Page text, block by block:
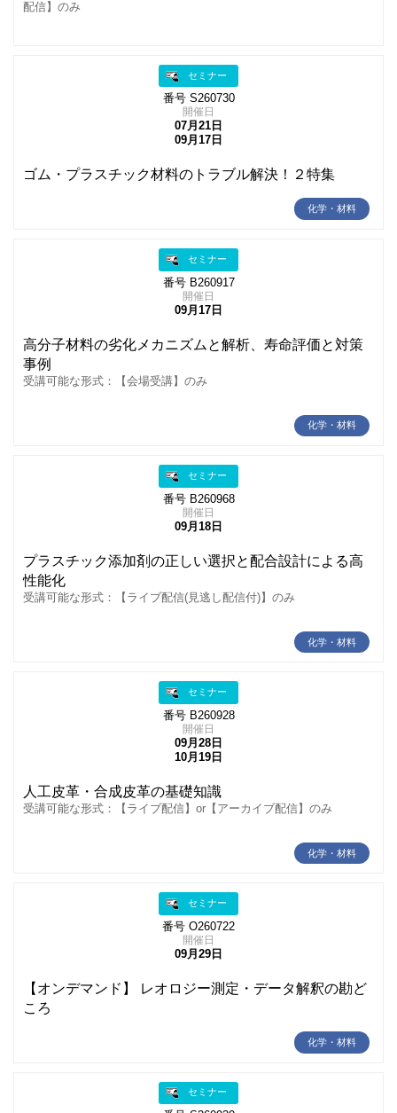
配信】のみ
セミナー
番号 S260730
開催日
07月21日
09月17日
ゴム・プラスチック材料のトラブル解決！２特集
化学・材料
セミナー
番号 B260917
開催日
09月17日
高分子材料の劣化メカニズムと解析、寿命評価と対策
事例
受講可能な形式：【会場受講】のみ
化学・材料
セミナー
番号 B260968
開催日
09月18日
プラスチック添加剤の正しい選択と配合設計による高
性能化
受講可能な形式：【ライブ配信(見逃し配信付)】のみ
化学・材料
セミナー
番号 B260928
開催日
09月28日
10月19日
人工皮革・合成皮革の基礎知識
受講可能な形式：【ライブ配信】or【アーカイブ配信】のみ
化学・材料
セミナー
番号 O260722
開催日
09月29日
【オンデマンド】 レオロジー測定・データ解釈の勘ど
ころ
化学・材料
セミナー